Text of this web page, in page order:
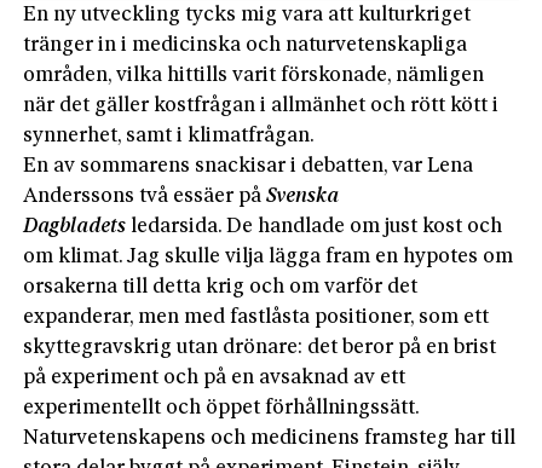
En ny utveckling tycks mig vara att kulturkriget
tränger in i medicinska och naturvetenskapliga
områden, vilka hittills varit förskonade, nämligen
när det gäller kostfrågan i allmänhet och rött kött i
synnerhet, samt i klimatfrågan.
En av sommarens snackisar i debatten, var Lena
Anderssons två essäer påSvenska
Dagbladets ledarsida. De handlade om just kost och
om klimat. Jag skulle vilja lägga fram en hypotes om
orsakerna till detta krig och om varför det
expanderar, men med fastlåsta positioner, som ett
skyttegravskrig utan drönare: det beror på en brist
på experiment och på en avsaknad av ett
experimentellt och öppet förhållningssätt.
Naturvetenskapens och medicinens framsteg har till